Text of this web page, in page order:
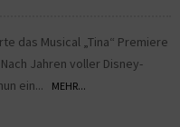
das Musical „Tina“ Premiere
Jahren voller Disney-
ein...
MEHR...